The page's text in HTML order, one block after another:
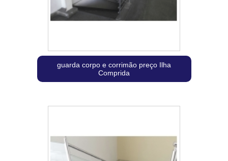
guarda corpo e corrimão preço Ilha
Comprida